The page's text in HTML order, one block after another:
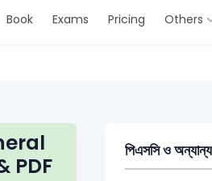
Book Exams Pricing Others
PDF
পিএসসি ও অন্যান্য